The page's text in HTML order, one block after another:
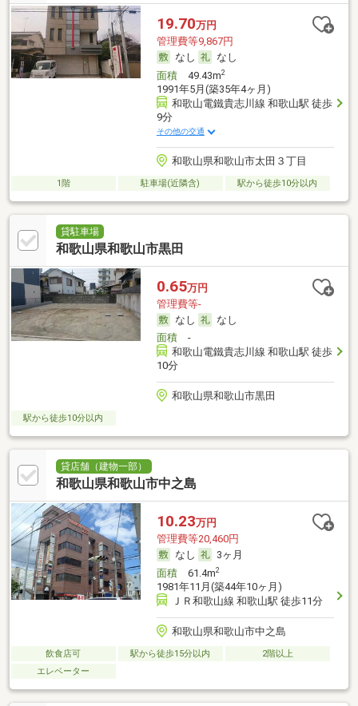
19.70万円
管理費等9,867円
なし
なし
面積49.43m2
1991年5月(築35年4ヶ月)
和歌山電鐵貴志川線 和歌山駅 徒歩
9分
その他の交通
和歌山県和歌山市太田３丁目
1階 駐車場(近隣含) 駅から徒歩10分以内
貸駐車場
和歌山県和歌山市黒田
0.65万円
管理費等-
なし
なし
面積-
和歌山電鐵貴志川線 和歌山駅 徒歩
10分
和歌山県和歌山市黒田
駅から徒歩10分以内
貸店舗（建物一部）
和歌山県和歌山市中之島
10.23万円
管理費等20,460円
なし
3ヶ月
面積61.4m2
1981年11月(築44年10ヶ月)
ＪＲ和歌山線 和歌山駅 徒歩11分
和歌山県和歌山市中之島
飲食店可 駅から徒歩15分以内
2階以上
エレベーター